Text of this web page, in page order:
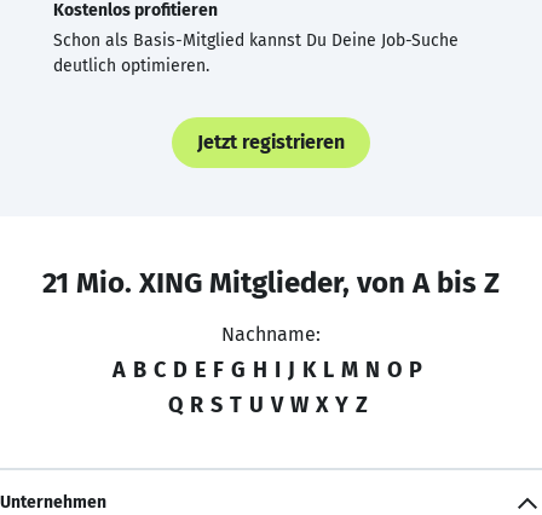
Kostenlos profitieren
Schon als Basis-Mitglied kannst Du Deine Job-Suche
deutlich optimieren.
Jetzt registrieren
21 Mio. XING Mitglieder, von A bis Z
Nachname:
A B C D E F G H I J K L M N O P
Q R S T U V W X Y Z
Unternehmen